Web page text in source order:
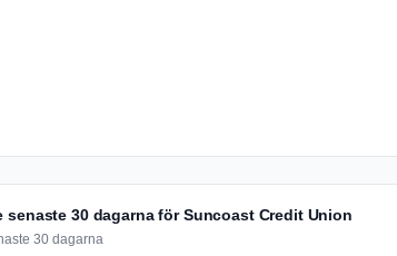
senaste 30 dagarna för Suncoast Credit Union
30 dagarna